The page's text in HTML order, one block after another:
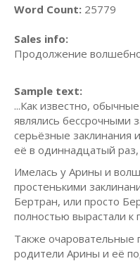
Word Count: 25779
Sales info:
Продолжение
Sample text:
...Как известно,
являлись бессрочными
серьёзные заклинания
её в одиннадцатый
Имелась у Арины и
простенькими
Бертран, или просто
полностью вырастали к
Также очаровательные
родители Арины и её